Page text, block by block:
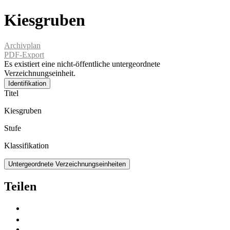
Kiesgruben
Archivplan
PDF-Export
Es existiert eine nicht-öffentliche untergeordnete
Verzeichnungseinheit.
Identifikation
Titel
Kiesgruben
Stufe
Klassifikation
Untergeordnete Verzeichnungseinheiten
Teilen